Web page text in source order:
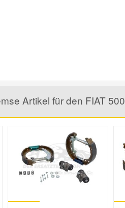
Artikel für den FIAT 500